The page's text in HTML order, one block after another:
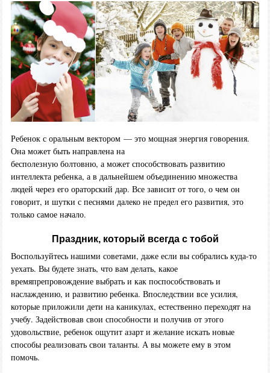
Ребенок с оральным вектором — это мощная энергия говорения.
Она может быть направлена на
бесполезную болтовню, а может способствовать развитию
интеллекта ребенка, а в дальнейшем объединению множества
людей через его ораторский дар. Все зависит от того, о чем он
говорит, и шутки с песнями далеко не предел его развития, это
только самое начало.
Праздник, который всегда с тобой
Воспользуйтесь нашими советами, даже если вы собрались куда-то
уехать. Вы будете знать, что вам делать, какое
времяпрепровождение выбрать и как поспособствовать и
наслаждению, и развитию ребенка. Впоследствии все усилия,
которые приложили дети на каникулах, естественно переходят на
учебу. Задействовав свои способности и получив от этого
удовольствие, ребенок ощутит азарт и желание искать новые
способы реализовать свои таланты. А вы можете ему в этом
помочь.